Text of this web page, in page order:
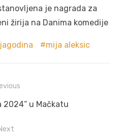
je nagrada za
žirija na Danima komedije
jagodina mija aleksic
2024“ u Mačkatu